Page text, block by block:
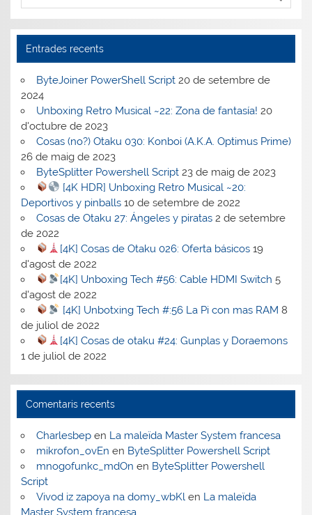
Entrades recents
ByteJoiner PowerShell Script 20 de setembre de
2024
Unboxing Retro Musical ~22: Zona de fantasía! 20
d'octubre de 2023
Cosas (no?) Otaku 030: Konboi (A.K.A. Optimus Prime)
26 de maig de 2023
ByteSplitter Powershell Script 23 de maig de 2023
[4K HDR] Unboxing Retro Musical ~20:
Deportivos y pinballs 10 de setembre de 2022
Cosas de Otaku 27: Ángeles y piratas 2 de setembre
de 2022
[4K] Cosas de Otaku 026: Oferta básicos 19
d'agost de 2022
[4K] Unboxing Tech #56: Cable HDMI Switch 5
d'agost de 2022
[4K] Unbotxing Tech #:56 La Pi con mas RAM 8
de juliol de 2022
[4K] Cosas de otaku #24: Gunplas y Doraemons
1 de juliol de 2022
Comentaris recents
Charlesbepen La maleïda Master System francesa
mikrofon_ovEn en ByteSplitter Powershell Script
mnogofunkc_mdOn en ByteSplitter Powershell
Script
Vivod iz zapoya na domy_wbKlen La maleïda
Master System francesa